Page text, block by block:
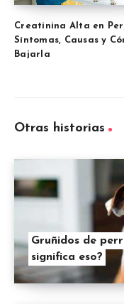
Creatinina Alta en
Síntomas, Causas y
Bajarla
Otras historias
Gruñidos de
significa eso?